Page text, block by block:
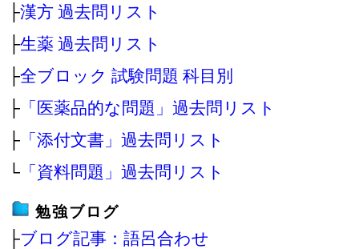
├漢方 過去問リスト
├生薬 過去問リスト
├全ブロック 試験問題 科目別
├ 「医薬品的な問題」過去問リスト
├ 「添付文書」過去問リスト
└ 「資料問題」過去問リスト
勉強ブログ
├ブログ記事：語呂合わせ